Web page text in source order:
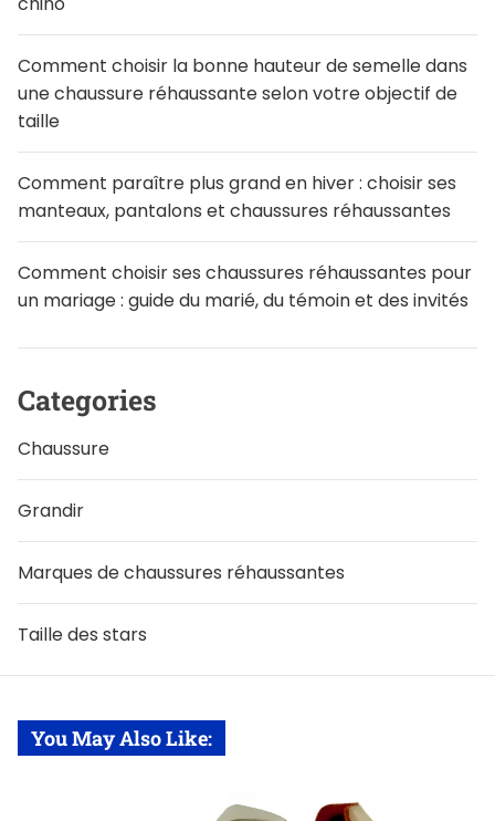
a
r
t
i
c
l
e
s
Comment choisir la bonne hauteur de semelle dans
une chaussure réhaussante selon votre objectif de
taille
Comment paraître plus grand en hiver : choisir ses
manteaux, pantalons et chaussures réhaussantes
Comment choisir ses chaussures réhaussantes pour
un mariage : guide du marié, du témoin et des invités
Categories
Chaussure
Grandir
Marques de chaussures réhaussantes
Taille des stars
You May Also Like: